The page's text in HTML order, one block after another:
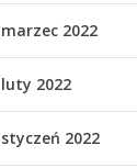
marzec 2022
luty 2022
styczeń 2022